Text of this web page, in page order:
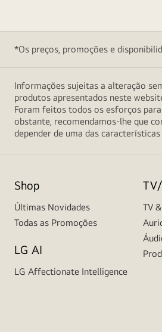
*Os preços, promoções e
Informações sujeitas a alteração
produtos apresentados neste
Foram feitos todos os esforços
obstante, recomendamos-lhe que
depender de uma das características
Shop
Últimas Novidades
Todas as Promoções
LG AI
LG Affectionate Intelligence
TV